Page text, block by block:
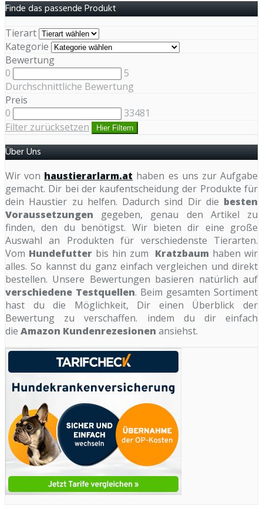
Finde das passende Produkt
Tierart
Kategorie
Bewertung
0
5
Durchschnittliche Bewertung
Preis
0
33481
Filter zurücksetzen
Hier Filtern
Über Uns
Wir von haustierarlarm.at haben es uns zur Aufgabe
gemacht. Dir bei der kaufentscheidung der Produkte für
dein Haustier zu helfen. Dadurch sind Dir die besten
Voraussetzungen gegeben, genau den Artikel zu
finden, den du benötigst. Wir bieten dir eine große
Auswahl an Produkten für verschiedenste Tierarten.
Vom Hundefutter bis hin zum Kratzbaum haben wir
alles. So kannst du ganz einfach vergleichen und direkt
bestellen. Unsere Bewertungen basieren natürlich auf
verschiedene Testquellen. Beim gesamten Sortiment
hast du die Möglichkeit, Dir einen Überblick der
Bewertung zu verschaffen. indem du dir einfach
die Amazon Kundenrezesionen ansiehst.